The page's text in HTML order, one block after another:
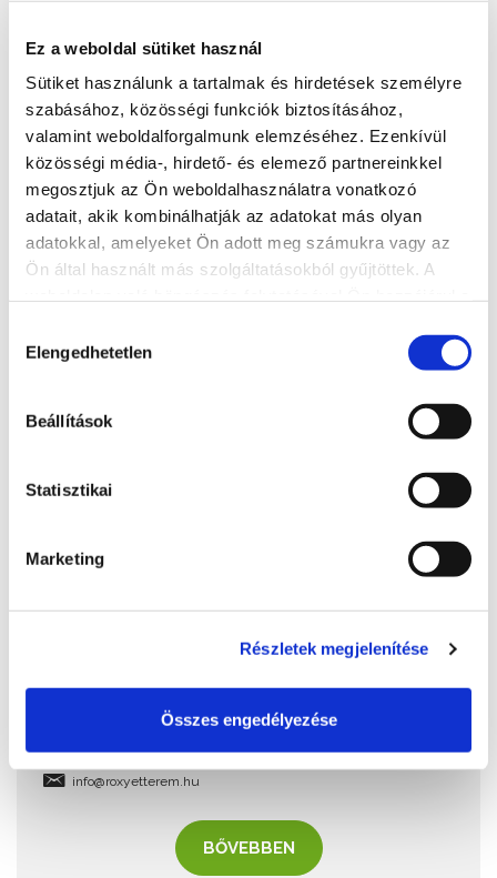
Ez a weboldal sütiket használ
Sütiket használunk a tartalmak és hirdetések személyre
szabásához, közösségi funkciók biztosításához,
valamint weboldalforgalmunk elemzéséhez. Ezenkívül
közösségi média-, hirdető- és elemező partnereinkkel
megosztjuk az Ön weboldalhasználatra vonatkozó
adatait, akik kombinálhatják az adatokat más olyan
adatokkal, amelyeket Ön adott meg számukra vagy az
Ön által használt más szolgáltatásokból gyűjtöttek. A
kiválasztása
Elengedhetetlen
Beállítások
Statisztikai
Marketing
Részletek megjelenítése
Összes engedélyezése
Weboldal
https://www.pietropizzeria.hu/
További éttermek
8600, Siófok, Fő tér 8.
info@roxyetterem.hu
BŐVEBBEN